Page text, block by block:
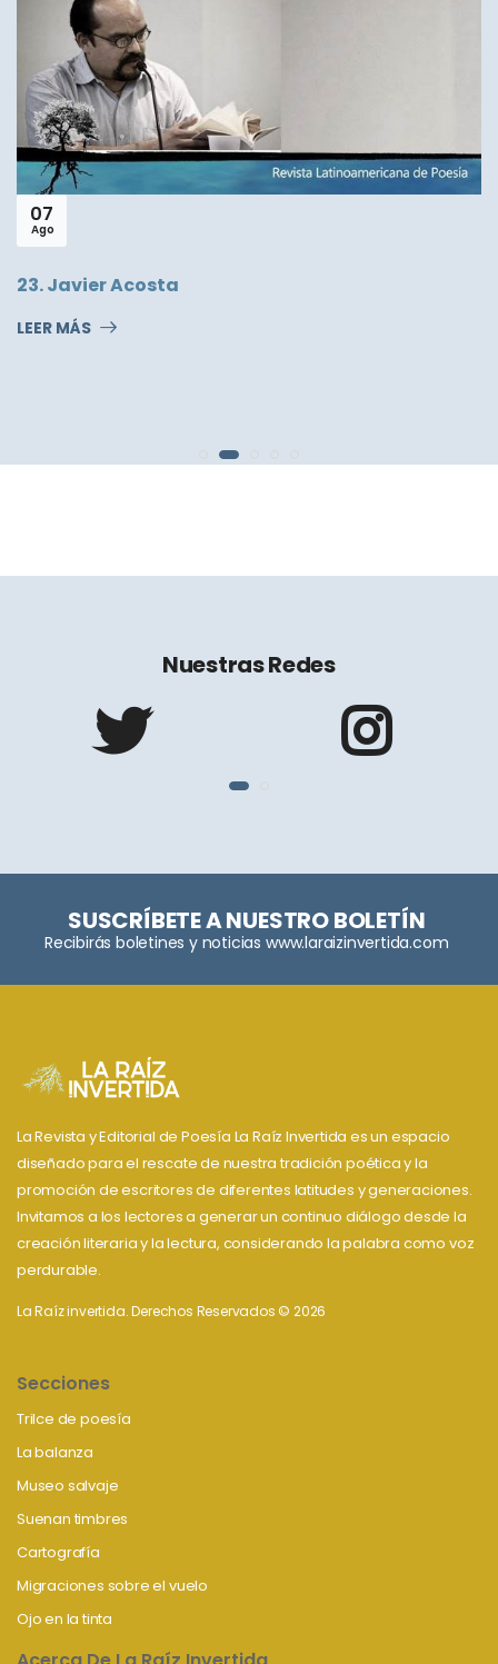
07
Ago
23. Javier Acosta
LEER MÁS
Nuestras Redes
SUSCRÍBETE A NUESTRO BOLETÍN
Recibirás boletines y noticias www.laraizinvertida.com
La Revista y Editorial de Poesía La Raíz Invertida es un espacio
diseñado para el rescate de nuestra tradición poética y la
promoción de escritores de diferentes latitudes y generaciones.
Invitamos a los lectores a generar un continuo diálogo desde la
creación literaria y la lectura, considerando la palabra como voz
perdurable.
La Raíz invertida. Derechos Reservados © 2026
Secciones
Trilce de poesía
La balanza
Museo salvaje
Suenan timbres
Cartografía
Migraciones sobre el vuelo
Ojo en la tinta